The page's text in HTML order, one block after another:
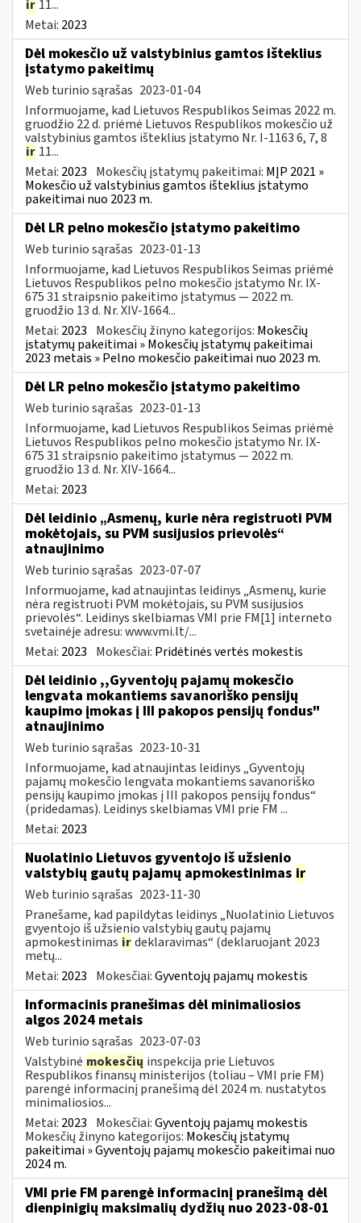
ir 11...
Metai: 2023
Dėl mokesčio už valstybinius gamtos išteklius
įstatymo pakeitimų
Web turinio sąrašas 2023-01-04
Informuojame, kad Lietuvos Respublikos Seimas 2022 m.
gruodžio 22 d. priėmė Lietuvos Respublikos mokesčio už
valstybinius gamtos išteklius įstatymo Nr. I-1163 6, 7, 8
ir 11...
Metai: 2023 Mokesčių įstatymų pakeitimai: MĮP 2021 »
Mokesčio už valstybinius gamtos išteklius įstatymo
pakeitimai nuo 2023 m.
Dėl LR pelno mokesčio įstatymo pakeitimo
Web turinio sąrašas 2023-01-13
Informuojame, kad Lietuvos Respublikos Seimas priėmė
Lietuvos Respublikos pelno mokesčio įstatymo Nr. IX-
675 31 straipsnio pakeitimo įstatymus — 2022 m.
gruodžio 13 d. Nr. XIV-1664...
Metai: 2023 Mokesčių žinyno kategorijos: Mokesčių
įstatymų pakeitimai » Mokesčių įstatymų pakeitimai
2023 metais » Pelno mokesčio pakeitimai nuo 2023 m.
Dėl LR pelno mokesčio įstatymo pakeitimo
Web turinio sąrašas 2023-01-13
Informuojame, kad Lietuvos Respublikos Seimas priėmė
Lietuvos Respublikos pelno mokesčio įstatymo Nr. IX-
675 31 straipsnio pakeitimo įstatymus — 2022 m.
gruodžio 13 d. Nr. XIV-1664...
Metai: 2023
Dėl leidinio „Asmenų, kurie nėra registruoti PVM
mokėtojais, su PVM susijusios prievolės“
atnaujinimo
Web turinio sąrašas 2023-07-07
Informuojame, kad atnaujintas leidinys „Asmenų, kurie
nėra registruoti PVM mokėtojais, su PVM susijusios
prievolės“. Leidinys skelbiamas VMI prie FM[1] interneto
svetainėje adresu: www.vmi.lt/...
Metai: 2023 Mokesčiai: Pridėtinės vertės mokestis
Dėl leidinio ,,Gyventojų pajamų mokesčio
lengvata mokantiems savanoriško pensijų
kaupimo įmokas į III pakopos pensijų fondus"
atnaujinimo
Web turinio sąrašas 2023-10-31
Informuojame, kad atnaujintas leidinys „Gyventojų
pajamų mokesčio lengvata mokantiems savanoriško
pensijų kaupimo įmokas į III pakopos pensijų fondus“
(pridedamas). Leidinys skelbiamas VMI prie FM ...
Metai: 2023
Nuolatinio Lietuvos gyventojo iš užsienio
valstybių gautų pajamų apmokestinimas ir
Web turinio sąrašas 2023-11-30
Pranešame, kad papildytas leidinys „Nuolatinio Lietuvos
gvyentojo iš užsienio valstybių gautų pajamų
apmokestinimas irdeklaravimas“ (deklaruojant 2023
metų...
Metai: 2023 Mokesčiai:Gyventojų pajamų mokestis
Informacinis pranešimas dėl minimaliosios
algos 2024 metais
Web turinio sąrašas 2023-07-03
Valstybinė mokesčių inspekcija prie Lietuvos
Respublikos finansų ministerijos (toliau – VMI prie FM)
parengė informacinį pranešimą dėl 2024 m. nustatytos
minimaliosios...
Metai: 2023 Mokesčiai:Gyventojų pajamų mokestis
Mokesčių žinyno kategorijos: Mokesčių įstatymų
pakeitimai » Gyventojų pajamų mokesčio pakeitimai nuo
2024 m.
VMI prie FM parengė informacinį pranešimą dėl
dienpinigių maksimalių dydžių nuo 2023-08-01